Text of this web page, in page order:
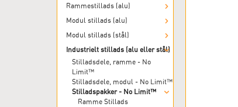
Rammestillads (alu)
Modul stillads (alu)
Modul stillads (stål)
Industrielt stillads (alu eller stål)
Stilladsdele, ramme - No
Limit™
Stilladsdele, modul - No Limit™
Stilladspakker - No Limit™
Ramme Stillads